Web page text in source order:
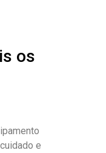
os
e